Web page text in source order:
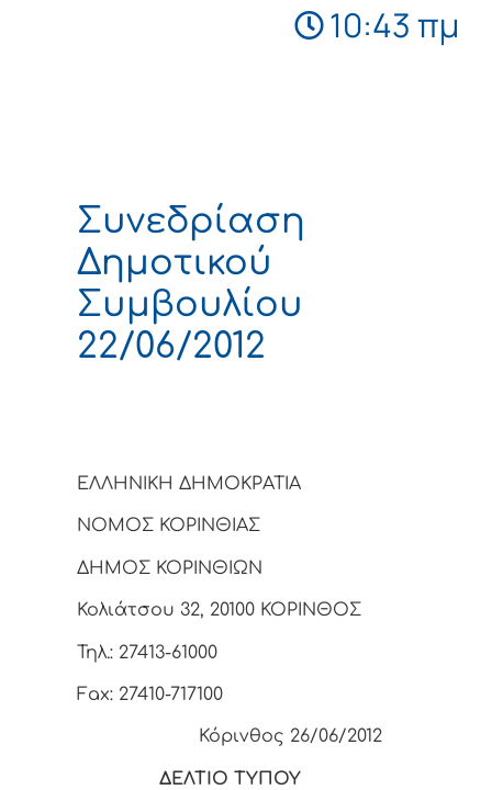
10:43 πμ
Συνεδρίαση
Δημοτικού
Συμβουλίου
22/06/2012
ΕΛΛΗΝΙΚΗ ΔΗΜΟΚΡΑΤΙΑ
ΝΟΜΟΣ ΚΟΡΙΝΘΙΑΣ
ΔΗΜΟΣ ΚΟΡΙΝΘΙΩΝ
Κολιάτσου 32, 20100 ΚΟΡΙΝΘΟΣ
Τηλ.: 27413-61000
Fax: 27410-717100
Κόρινθος 26/06/2012
ΔΕΛΤΙΟ ΤΥΠΟΥ